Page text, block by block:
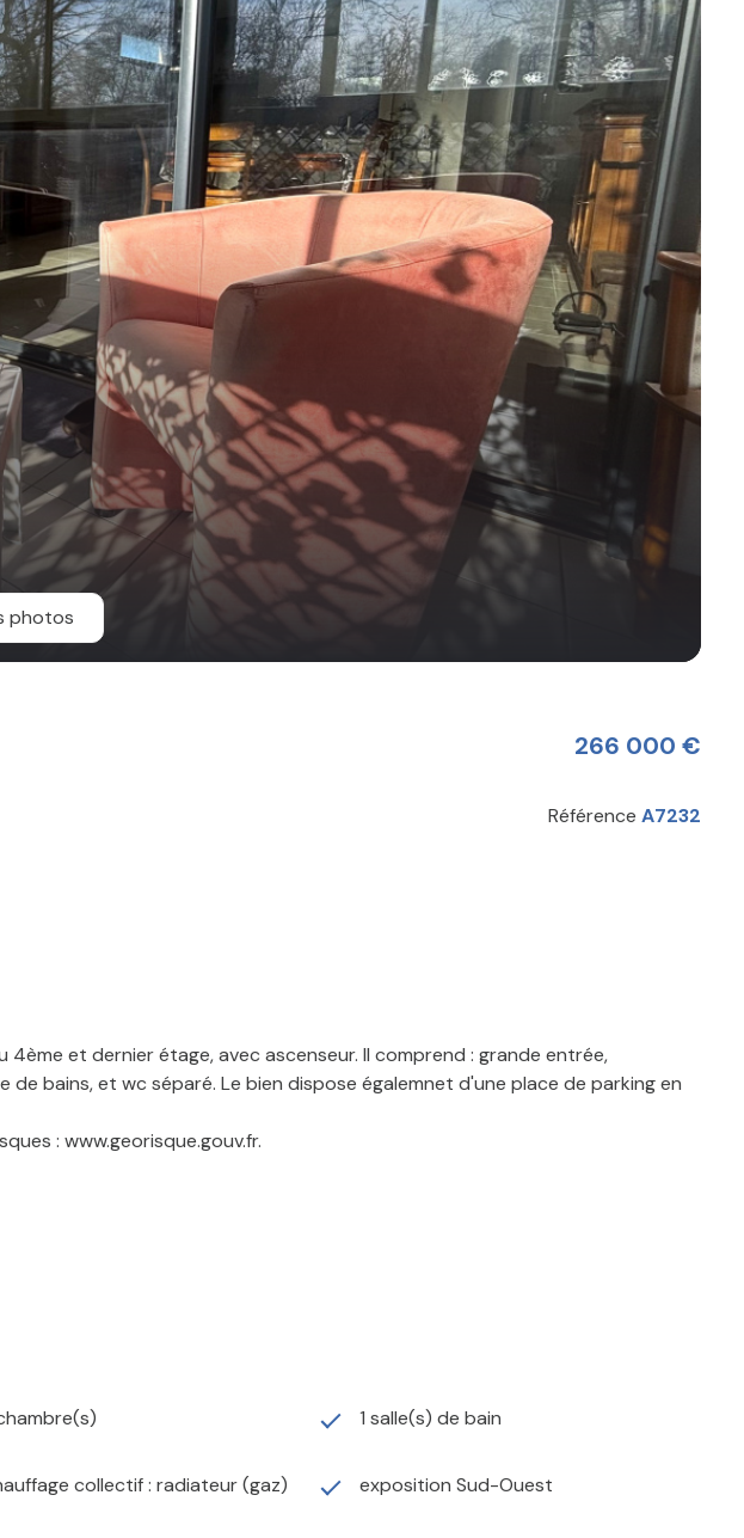
photos
266 000 €
Référence A7232
4ème et dernier étage, avec ascenseur. Il comprend : grande entrée,
bains, et wc séparé. Le bien dispose égalemnet d'une place de parking en
: www.georisque.gouv.fr.
1 salle(s) de bain
collectif : radiateur (gaz) exposition Sud-Ouest